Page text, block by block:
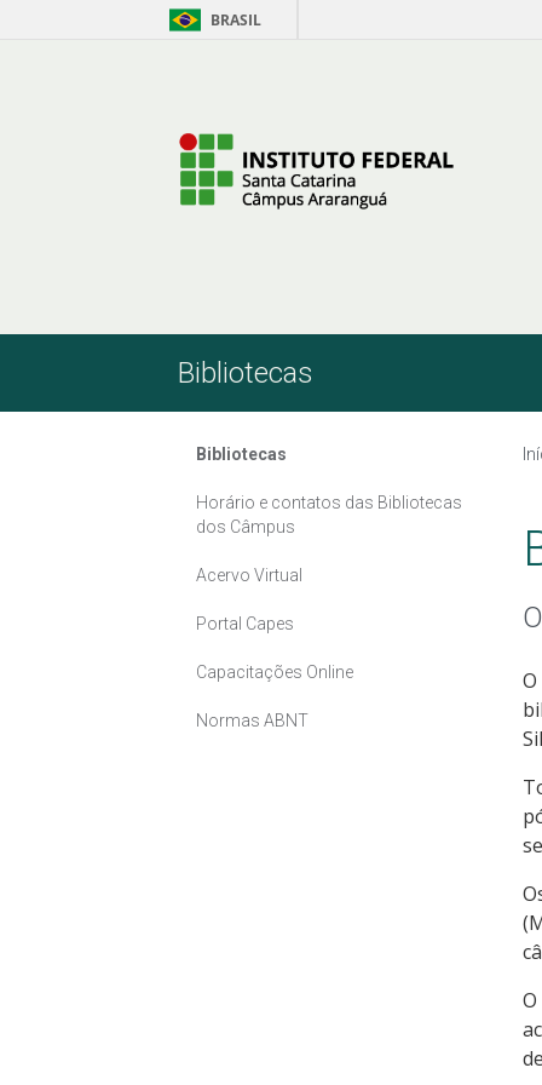
Pular para o Conteúdo BRASIL
Bibliotecas
Bibliotecas
Horário e contatos das Bibliotecas
dos Câmpus
Acervo Virtual
Portal Capes
Capacitações Online
Normas ABNT